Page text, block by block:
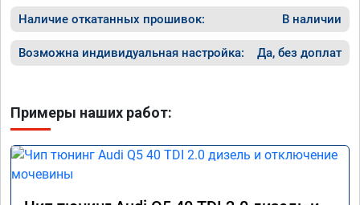
Наличие откатанных прошивок: В наличии
Возможна индивидуальная настройка: Да, без доплат
Примеры наших работ: